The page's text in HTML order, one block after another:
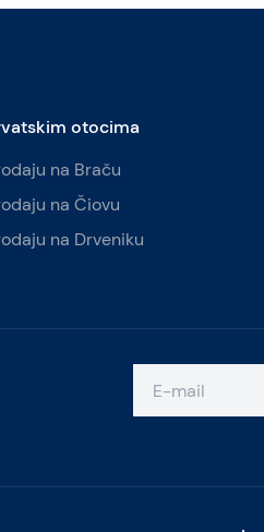
otocima
na Braču
na Čiovu
na Drveniku